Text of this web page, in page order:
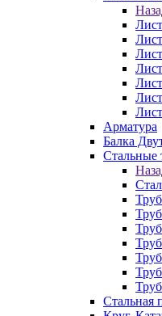
Арматура
Балка
Стальные
Стальная